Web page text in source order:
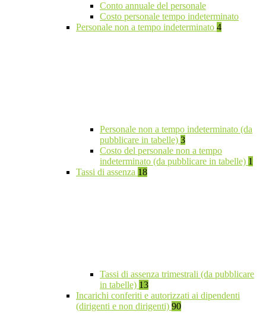
Conto annuale del personale
Costo personale tempo indeterminato
Personale non a tempo indeterminato 4
Personale non a tempo indeterminato (da
pubblicare in tabelle) 3
Costo del personale non a tempo
indeterminato (da pubblicare in tabelle) 1
Tassi di assenza 18
Tassi di assenza trimestrali (da pubblicare
in tabelle) 13
Incarichi conferiti e autorizzati ai dipendenti
(dirigenti e non dirigenti) 90